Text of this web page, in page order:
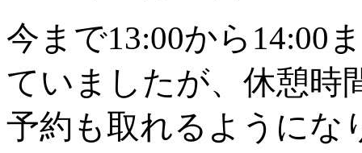
今まで13:00から14:00
ていましたが、休憩時
予約も取れるようにな